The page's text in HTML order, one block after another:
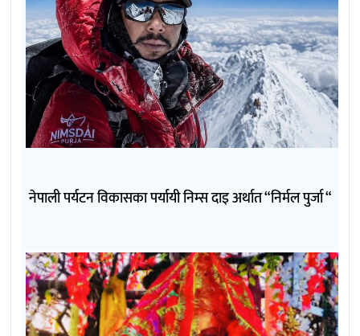
नेपाली पर्यटन विकासका पर्यायी निम्स दाइ अर्थात “निर्मल पुर्जा “